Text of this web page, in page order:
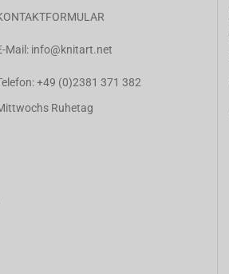
Mail: info@knitart.net
+49 (0)2381 371 382
Ruhetag